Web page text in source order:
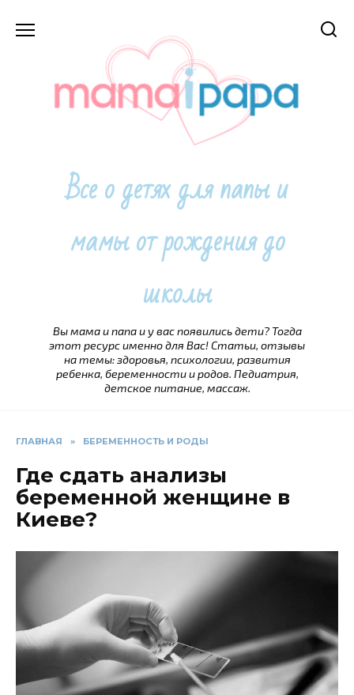
Все о детях для папы и
мамы от рождения до
школы
Вы мама и папа и у вас появились дети? Тогда
этот ресурс именно для Вас! Статьи, отзывы
на темы: здоровья, психологии, развития
ребенка, беременности и родов. Педиатрия,
детское питание, массаж.
ГЛАВНАЯ » БЕРЕМЕННОСТЬ И РОДЫ
Где сдать анализы
беременной женщине в
Киеве?